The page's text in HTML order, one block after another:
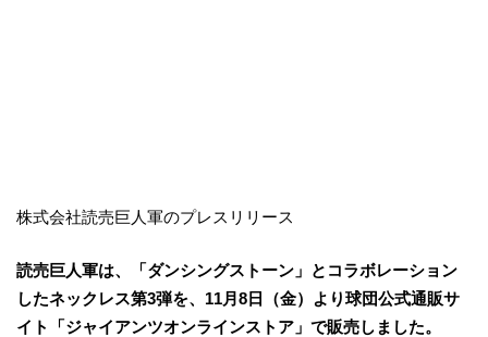
株式会社読売巨人軍のプレスリリース
読売巨人軍は、「ダンシングストーン」とコラボレーション
したネックレス第3弾を、11月8日（金）より球団公式通販サ
イト「ジャイアンツオンラインストア」で販売しました。